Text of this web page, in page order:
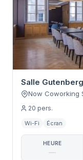
Salle Gutenberg
Now Coworking
20 pers.
Wi-Fi Écran
HEURE
—